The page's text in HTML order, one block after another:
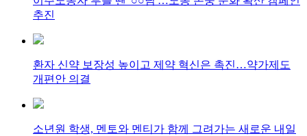
추진
환자 신약 보장성 높이고 제약 혁신은 촉진…약가제도
개편안 의결
소년원 학생, 멘토와 멘티가 함께 그려가는 새로운 내일